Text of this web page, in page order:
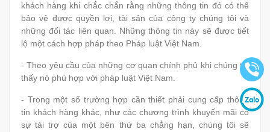
khách hàng khi chắc chắn rằng những thông tin đó có thể
bảo vệ được quyền lợi, tài sản của công ty chúng tôi và
những đối tác liên quan. Những thông tin này sẽ được tiết
lộ một cách hợp pháp theo Pháp luật Việt Nam.
- Theo yêu cầu của những cơ quan chính phủ khi chúng tôi
thấy nó phù hợp với pháp luật Việt Nam.
- Trong một số trường hợp cần thiết phải cung cấp thông
tin khách hàng khác, như các chương trình khuyến mãi có
sự tài trợ của một bên thứ ba chẳng hạn, chúng tôi sẽ